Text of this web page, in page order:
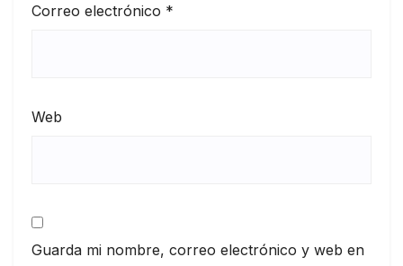
Correo electrónico *
Web
Guarda mi nombre, correo electrónico y web en